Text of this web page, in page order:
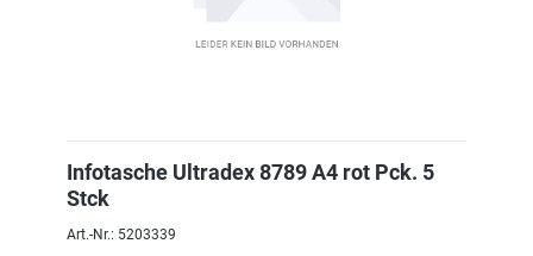
Infotasche Ultradex 8789 A4 rot Pck. 5
Stck
Art.-Nr.: 5203339